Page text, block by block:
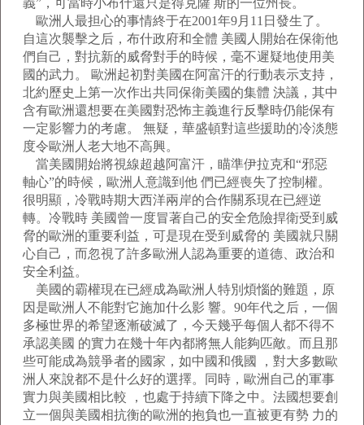
義”，可當時小布什還只是得克薩 斯的一位州長。
歐洲人最担心的事情終于在2001年9月11日發生了。
自這次襲擊之后，布什政府和全體 美國人開始在保衛他
們自己，對抗新的威脅對手的時候，毫不遲疑地使用美
國的武力。 歐洲起初對美國在阿富汗的行動表示支持，
北約歷史上第一次作出共同保衛美國的集體 決議，其中
含有歐洲還想要在美國對恐怖主義進行反擊時仍能保有
一定影響力的考慮。 無疑，華盛頓對這些援助的冷淡態
度令歐洲人老大地不高興。
當美國開始將視線超越阿富汗，瞄準伊拉克和“邪惡
軸心”的時候，歐洲人意識到他 們已經喪失了控制權。
很明顯，冷戰時期大西洋兩岸的合作關系現在已經逆
轉。冷戰時 美國曾一度冒著自己的安全危險捍衛受到威
脅的歐洲的重要利益，可是現在受到威脅的 美國就只關
心自己，而忽視了許多歐洲人認為重要的道德、政治和
安全利益。
美國的霸權現在已經成為歐洲人特別煩惱的難題，原
因是歐洲人不能對它施加什么影 響。90年代之后，一個
多極世界的希望逐漸破滅了，今天幾乎每個人都不得不
承認美國 的實力在幾十年內都將無人能夠匹敵。而且那
些可能成為競爭者的國家，如中國和俄國 ，對大多數歐
洲人來說都不是什么好的選擇。同時，歐洲自己的軍事
實力與美國相比較 ，也處于持續下降之中。法國想要創
立一個與美國相抗衡的歐洲的抱負也一直被更有勢 力的